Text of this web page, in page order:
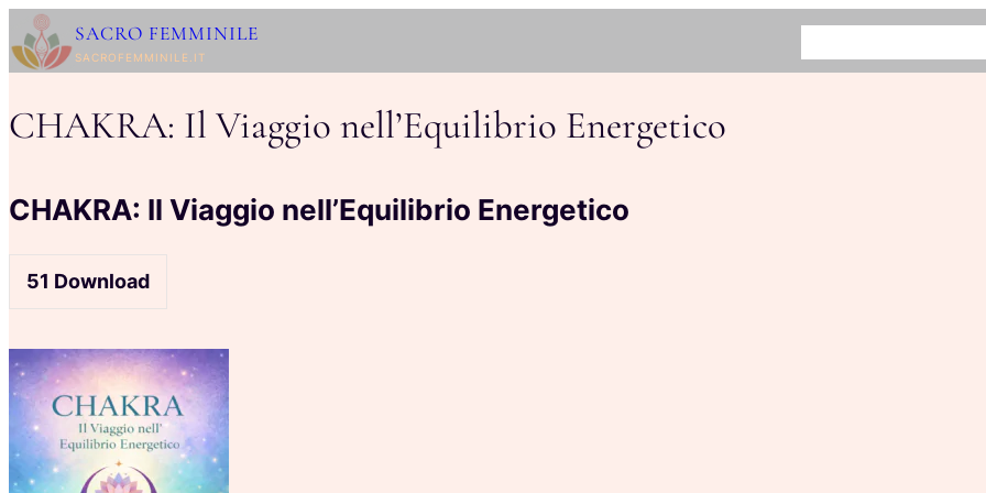
al
SACRO FEMMINILE
SACROFEMMINILE.IT
CHAKRA: Il Viaggio nell’Equilibrio Energetico
CHAKRA: Il Viaggio nell’Equilibrio Energetico
51 Download